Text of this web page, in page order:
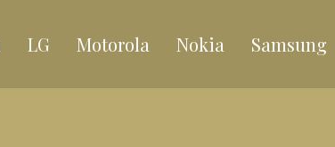
LG Motorola Nokia Samsung